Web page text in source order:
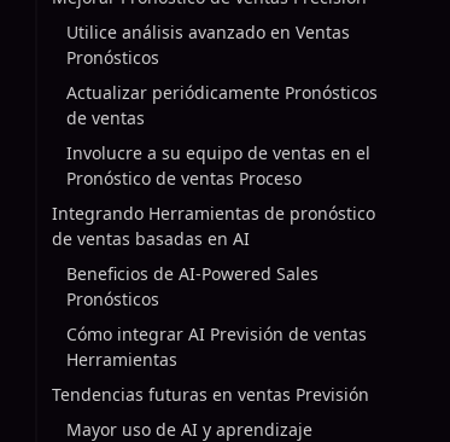
Utilice análisis avanzado en Ventas
Pronósticos
Actualizar periódicamente Pronósticos
de ventas
Involucre a su equipo de ventas en el
Pronóstico de ventas Proceso
Integrando Herramientas de pronóstico
de ventas basadas en AI
Beneficios de AI-Powered Sales
Pronósticos
Cómo integrar AI Previsión de ventas
Herramientas
Tendencias futuras en ventas Previsión
Mayor uso de AI y aprendizaje